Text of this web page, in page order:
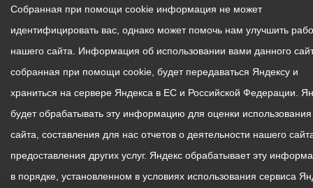
Собранная при помощи cookie информация не может
идентифицировать вас, однако может помочь нам улучшить
нашего сайта. Информация об использовании вами данного
собранная при помощи cookie, будет передаваться Яндексу и
храниться на сервере Яндекса в ЕС и Российской Федерации.
будет обрабатывать эту информацию для оценки
сайта, составления для нас отчетов о деятельности нашего
предоставления других услуг. Яндекс обрабатывает эту
в порядке, установленном в условиях использования сервиса